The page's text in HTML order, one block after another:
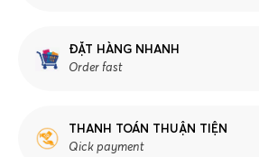
ĐẶT HÀNG NHANH
Order fast
THANH TOÁN THUẬN TIỆN
Qick payment